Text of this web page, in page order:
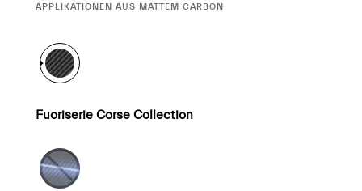
CURRENT
APPLIKATIONEN AUS MATTEM CARBON
Fuoriserie Corse Collection